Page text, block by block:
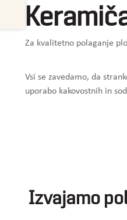
Za kvalitetno polaganje
Vsi se zavedamo, da
uporabo kakovostnih in
Izvajamo